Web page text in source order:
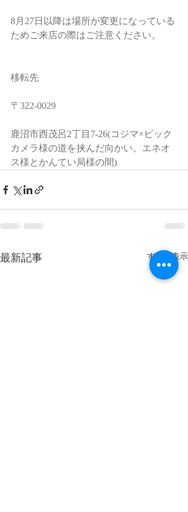
8月27日以降は場所が変更になっている
ためご来店の際はご注意ください。
移転先
〒322-0029
鹿沼市西茂呂2丁目7-26(コジマ×ビック
カメラ様の道を挟んだ向かい。エネオ
ス様とかんてい局様の間)
最新記事 すべて表示